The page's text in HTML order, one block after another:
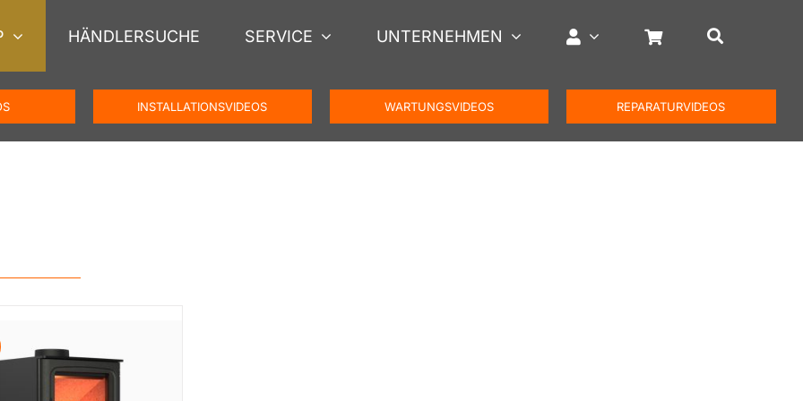
HÄNDLERSUCHE SERVICE UNTERNEHMEN
INSTALLATIONSVIDEOS WARTUNGSVIDEOS REPARATURVIDEOS